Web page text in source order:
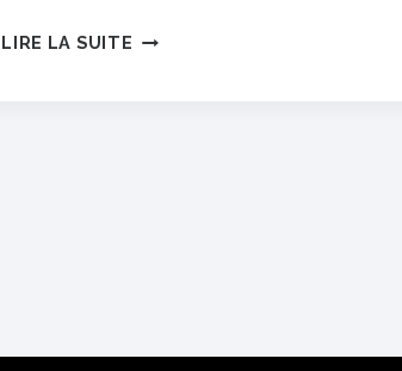
LIRE LA SUITE JOSEPH